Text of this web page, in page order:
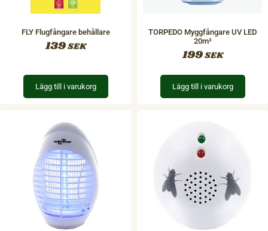
FLY Flugfångare behållare
139SEK
Lägg till i varukorg
TORPEDO Myggfångare UV LED
20m²
199SEK
Lägg till i varukorg